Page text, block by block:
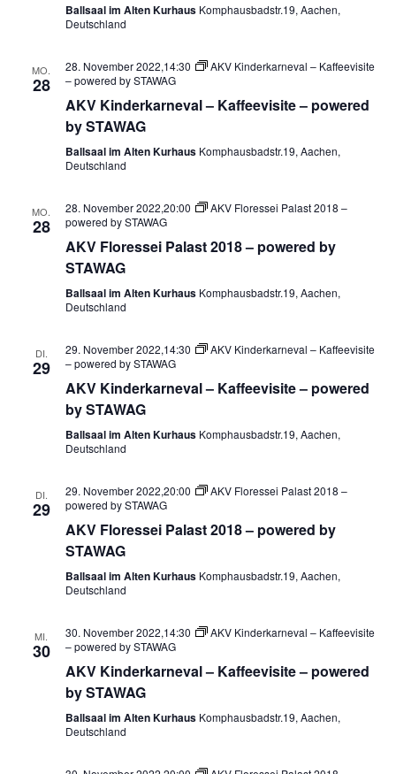
Ballsaal im Alten Kurhaus Komphausbadstr.19, Aachen,
Deutschland
MO.
28
28. November 2022,14:30
AKV Kinderkarneval – Kaffeevisite
– powered by STAWAG
AKV Kinderkarneval – Kaffeevisite – powered
by STAWAG
Ballsaal im Alten Kurhaus Komphausbadstr.19, Aachen,
Deutschland
MO.
28
28. November 2022,20:00
AKV Floressei Palast 2018 –
powered by STAWAG
AKV Floressei Palast 2018 – powered by
STAWAG
Ballsaal im Alten Kurhaus Komphausbadstr.19, Aachen,
Deutschland
DI.
29
29. November 2022,14:30
AKV Kinderkarneval – Kaffeevisite
– powered by STAWAG
AKV Kinderkarneval – Kaffeevisite – powered
by STAWAG
Ballsaal im Alten Kurhaus Komphausbadstr.19, Aachen,
Deutschland
DI.
29
29. November 2022,20:00
AKV Floressei Palast 2018 –
powered by STAWAG
AKV Floressei Palast 2018 – powered by
STAWAG
Ballsaal im Alten Kurhaus Komphausbadstr.19, Aachen,
Deutschland
MI.
30
30. November 2022,14:30
AKV Kinderkarneval – Kaffeevisite
– powered by STAWAG
AKV Kinderkarneval – Kaffeevisite – powered
by STAWAG
Ballsaal im Alten Kurhaus Komphausbadstr.19, Aachen,
Deutschland